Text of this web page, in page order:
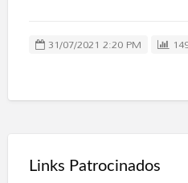
31/07/2021 2:20 PM
Links Patrocinados